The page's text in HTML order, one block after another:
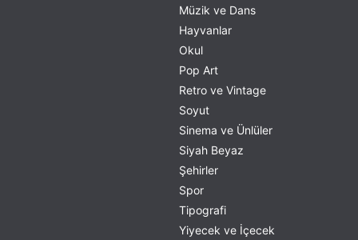
Müzik ve Dans
Hayvanlar
Okul
Pop Art
Retro ve Vintage
Soyut
Sinema ve Ünlüler
Siyah Beyaz
Şehirler
Spor
Tipografi
Yiyecek ve İçecek